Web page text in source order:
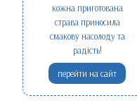
кожна приготована
страва приносила
смакову насолоду та
радість!
перейти на сайт